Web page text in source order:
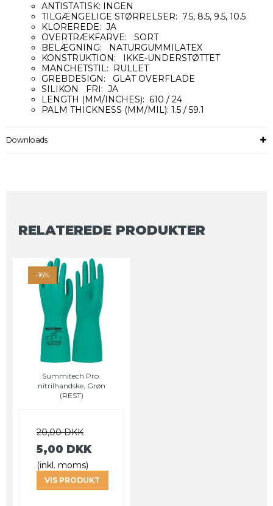
ANTISTATISK: INGEN
TILGÆNGELIGE STØRRELSER: 7.5, 8.5, 9.5, 10.5
KLOREREDE: JA
OVERTRÆKFARVE: SORT
BELÆGNING: NATURGUMMILATEX
KONSTRUKTION: IKKE-UNDERSTØTTET
MANCHETSTIL: RULLET
GREBDESIGN: GLAT OVERFLADE
SILIKON FRI: JA
LENGTH (MM/INCHES): 610 / 24
PALM THICKNESS (MM/MIL): 1.5 / 59.1
Downloads
RELATEREDE PRODUKTER
-16%
Summitech Pro.
nitrilhandske, Grøn
(REST)
20,00 DKK
5,00 DKK
(inkl. moms)
VIS PRODUKT